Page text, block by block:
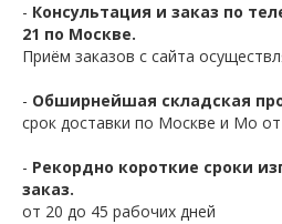
- Консультация и заказ по
21 по Москве.
Приём заказов с сайта
- Обширнейшая складская
срок доставки по Москве и Мо
- Рекордно короткие сроки
заказ.
от 20 до 45 рабочих дней